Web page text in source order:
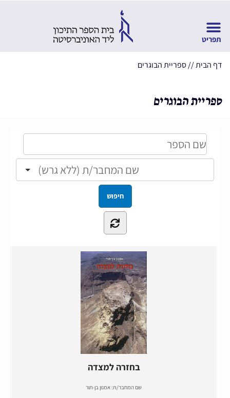
דף הבית//ספריית הבוגרים
ספריית הבוגרים
בחזרה למצדה
שם המחבר/ת:אמנון בן-תור